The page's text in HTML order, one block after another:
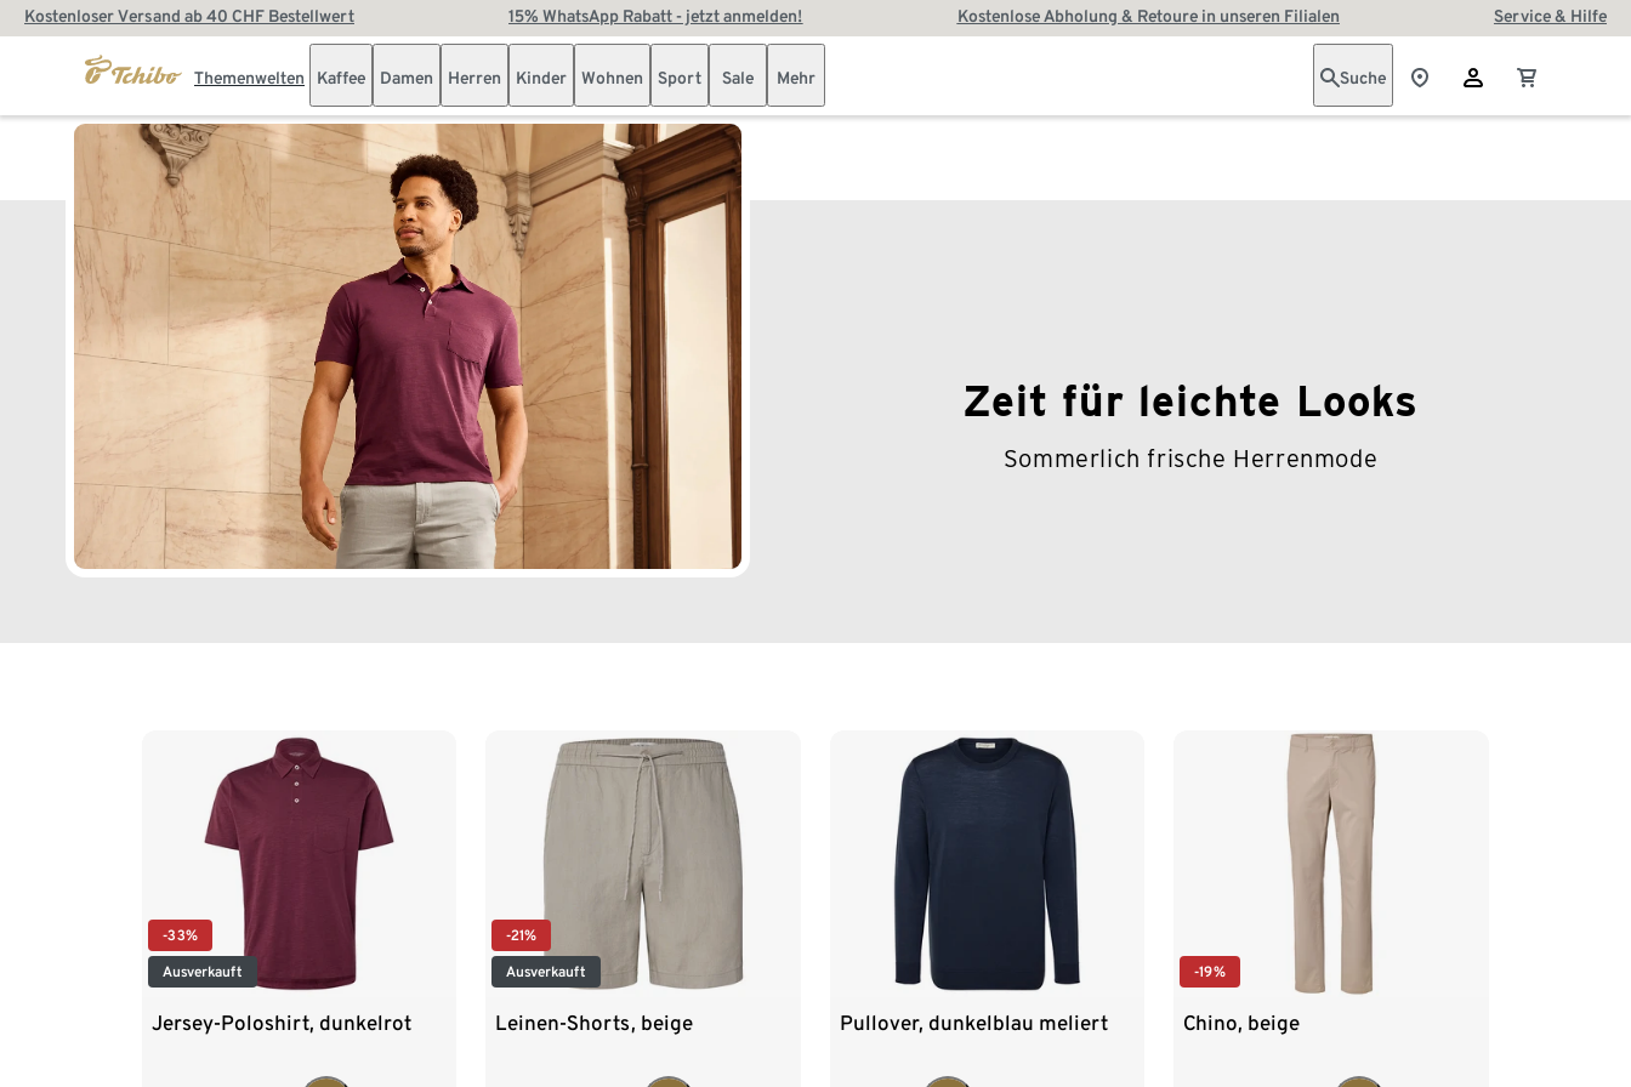
Kostenloser Versand ab 40 CHF Bestellwert 15% WhatsApp Rabatt - jetzt anmelden! Kostenlose Abholung & Retoure in unseren Filialen Service & Hilfe
Themenwelten Kaffee Damen Herren Kinder Wohnen Sport Sale Mehr Suche
Zeit für leichte Looks
Sommerlich frische Herrenmode
-33%
Ausverkauft
Jersey-Poloshirt, dunkelrot
-21%
Ausverkauft
Leinen-Shorts, beige Pullover, dunkelblau meliert
-19%
Chino, beige